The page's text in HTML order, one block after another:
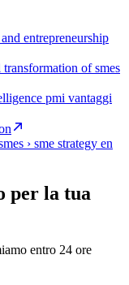
entrepreneurship
transformation of smes
pmi vantaggi
› sme strategy en
per la tua
entro 24 ore